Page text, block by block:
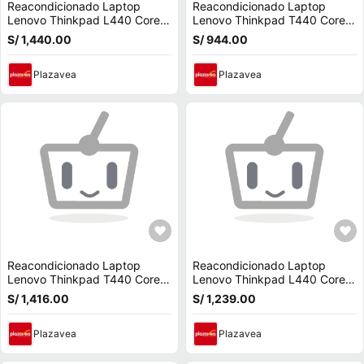
Reacondicionado Laptop
Lenovo Thinkpad L440 Core
I5 /Ram 16 GB/ SSD 480 GB/
Detector De Huella
S/ 1,440.00
Plazavea
Reacondicionado Laptop
Lenovo Thinkpad T440 Core
I5 /Ram 4 GB /HDD 500 Gb/
Pantalla 14""
S/ 944.00
Plazavea
Reacondicionado Laptop
Lenovo Thinkpad T440 Core
I5 /Ram 8 GB /SSD 480 Gb/
Pantalla 14""
S/ 1,416.00
Plazavea
Reacondicionado Laptop
Lenovo Thinkpad L440 Core
I5 /Ram 8GB / SSD 240 GB/
Detector De Huella
S/ 1,239.00
Plazavea